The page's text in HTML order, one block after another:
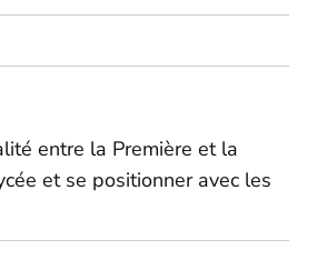
entre la Première et la
et se positionner avec les